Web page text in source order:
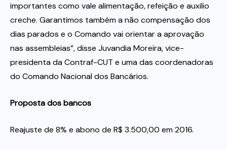
importantes como vale alimentação, refeição e auxilio
creche. Garantimos também a não compensação dos
dias parados e o Comando vai orientar a aprovação
nas assembleias”, disse Juvandia Moreira, vice-
presidenta da Contraf-CUT e uma das coordenadoras
do Comando Nacional dos Bancários.
Proposta dos bancos
Reajuste de 8% e abono de R$ 3.500,00 em 2016.